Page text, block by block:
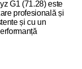
G1 (71.28) este
profesională și
și cu un